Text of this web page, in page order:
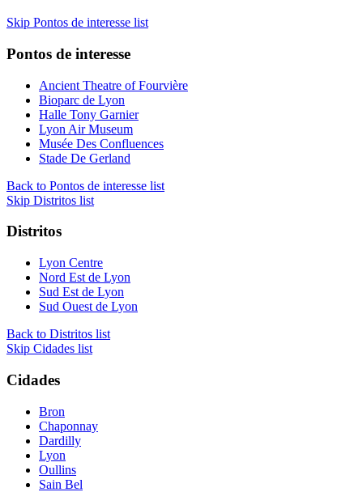
Skip Pontos de interesse list
Pontos de interesse
Ancient Theatre of Fourvière
Bioparc de Lyon
Halle Tony Garnier
Lyon Air Museum
Musée Des Confluences
Stade De Gerland
Back to Pontos de interesse list
Skip Distritos list
Distritos
Lyon Centre
Nord Est de Lyon
Sud Est de Lyon
Sud Ouest de Lyon
Back to Distritos list
Skip Cidades list
Cidades
Bron
Chaponnay
Dardilly
Lyon
Oullins
Sain Bel